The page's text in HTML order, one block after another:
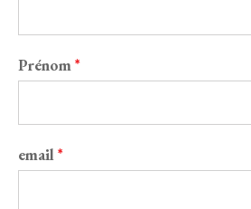
Prénom*
email*